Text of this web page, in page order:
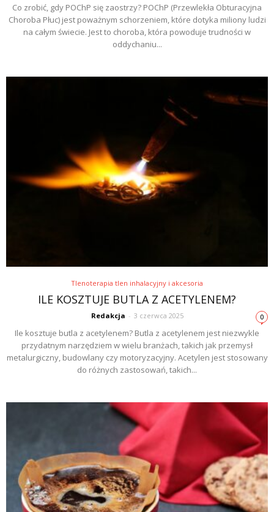
Co zrobić, gdy POChP się zaostrzy? POChP (Przewlekła Obturacyjna
Choroba Płuc) jest poważnym schorzeniem, które dotyka miliony ludzi
na całym świecie. Jest to choroba, która powoduje trudności w
oddychaniu...
Tlenoterapia tlen inhalacyjny i akcesoria
ILE KOSZTUJE BUTLA Z ACETYLENEM?
Redakcja - 3 czerwca 2025 0
Ile kosztuje butla z acetylenem? Butla z acetylenem jest niezwykle
przydatnym narzędziem w wielu branżach, takich jak przemysł
metalurgiczny, budowlany czy motoryzacyjny. Acetylen jest stosowany
do różnych zastosowań, takich...